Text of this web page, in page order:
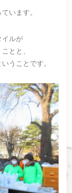
います。
イルが
とと、
うことです。